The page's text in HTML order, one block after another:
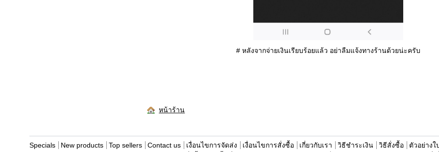
# หลังจากจ่ายเงินเรียบร้อยแล้ว อย่าลืมแจ้งทางร้านด้วยน่ะครับ
หน้าร้าน
Specials New products Top sellers Contact us เงื่อนไขการจัดส่ง เงื่อนไขการสั่งซื้อ เกี่ยวกับเรา วิธีชำระเงิน วิธีสั่งซื้อ ตัวอย่างใ